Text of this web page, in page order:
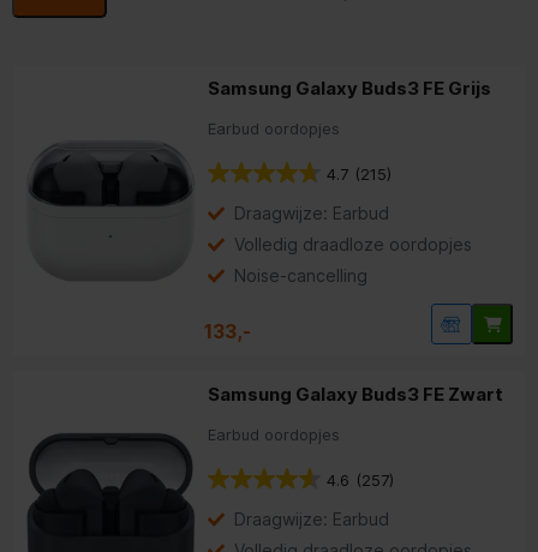
die bij jou passen.
Samsung Galaxy Buds3 FE Grijs
Earbud oordopjes
4.7 (215)
Draagwijze: Earbud
Volledig draadloze oordopjes
Noise-cancelling
133,-
Samsung Galaxy Buds3 FE Zwart
Earbud oordopjes
4.6 (257)
Draagwijze: Earbud